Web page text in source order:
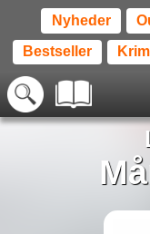
Nyheder
Bestseller